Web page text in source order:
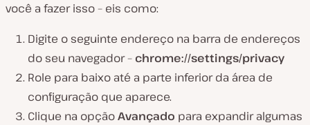
você a fazer isso – eis como:
Digite o seguinte endereço na barra de endereços
do seu navegador – chrome://settings/privacy
Role para baixo até a parte inferior da área de
configuração que aparece.
Clique na opçãoAvançado para expandir algumas